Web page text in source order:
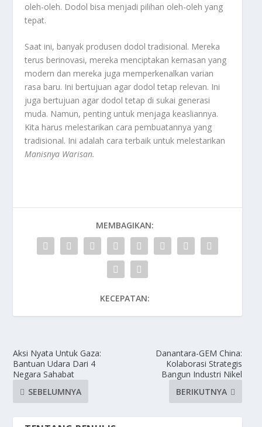
oleh-oleh. Dodol bisa menjadi pilihan oleh-oleh yang
tepat.
Saat ini, banyak produsen dodol tradisional. Mereka
terus berinovasi, mereka menciptakan kemasan yang
modern dan mereka juga memperkenalkan varian
rasa baru. Ini bertujuan agar dodol tetap relevan. Ini
juga bertujuan agar dodol tetap di sukai generasi
muda. Namun, penting untuk menjaga keasliannya.
Kita harus melestarikan cara pembuatannya yang
tradisional. Ini adalah cara terbaik untuk melestarikan
Manisnya Warisan.
MEMBAGIKAN:
KECEPATAN:
Aksi Nyata Untuk Gaza:
Bantuan Udara Dari 4
Negara Sahabat
SEBELUMNYA
Danantara-GEM China:
Kolaborasi Strategis
Bangun Industri Nikel
BERIKUTNYA